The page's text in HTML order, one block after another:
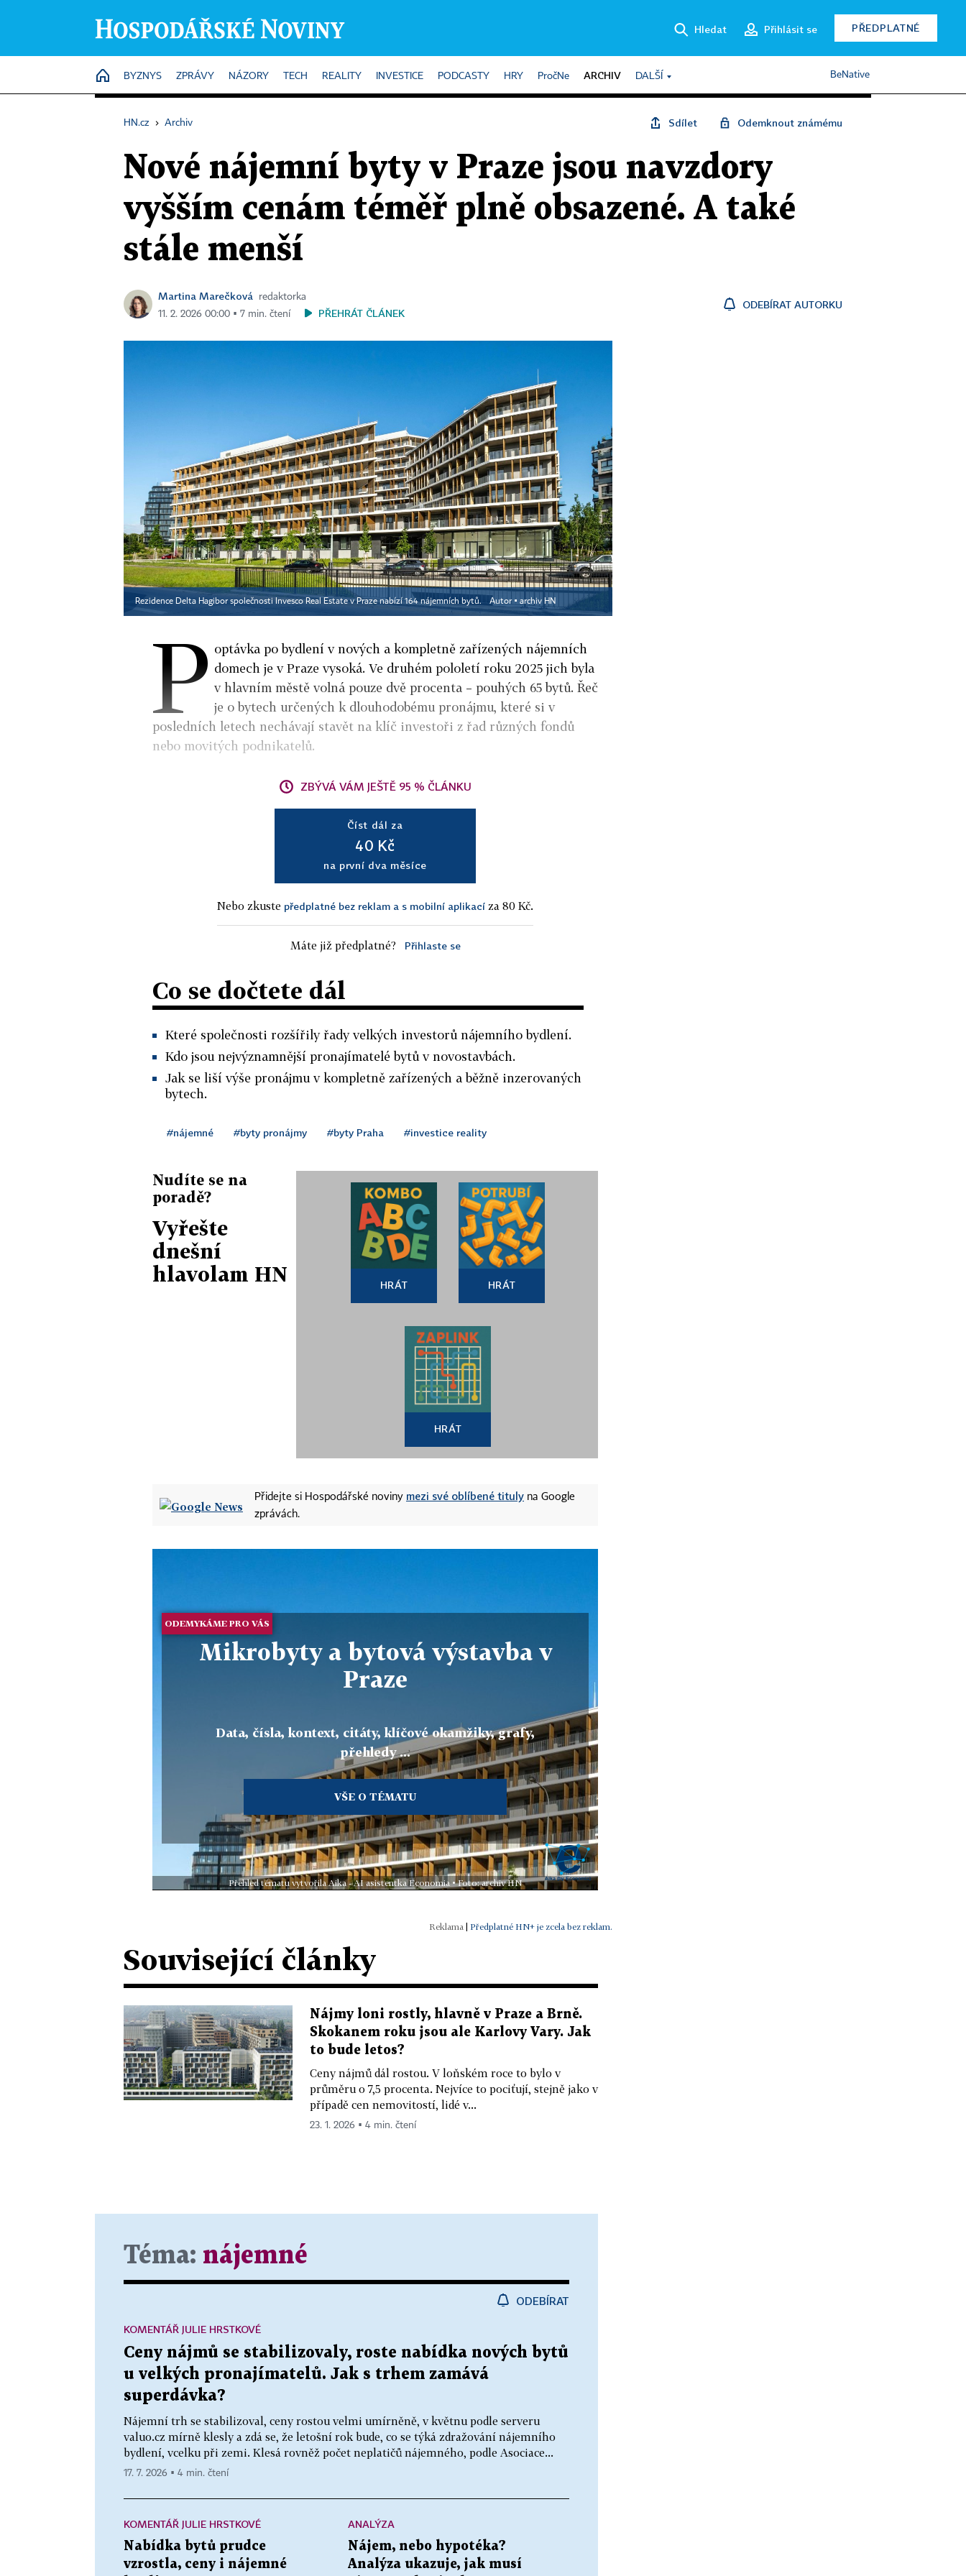
Hledat Přihlásit se PŘEDPLATNÉ
HOME
BYZNYS ZPRÁVY NÁZORY TECH REALITY INVESTICE PODCASTY HRY PročNe ARCHIV DALŠÍ BeNative
HN.cz › Archiv Sdílet Odemknout známému
Nové nájemní byty v Praze jsou navzdory
vyšším cenám téměř plně obsazené. A také
stále menší
Martina Marečková
redaktorka
11. 2. 2026 00:00 ▪ 7 min. čtení
PŘEHRÁT ČLÁNEK
ODEBÍRAT AUTORKU
Rezidence Delta Hagibor společnosti Invesco Real Estate v Praze nabízí 164 nájemních bytů. Autor ▪ archiv HN
P optávka po bydlení v nových a kompletně zařízených nájemních
domech je v Praze vysoká. Ve druhém pololetí roku 2025 jich byla
v hlavním městě volná pouze dvě procenta – pouhých 65 bytů. Řeč
je o bytech určených k dlouhodobému pronájmu, které si v
posledních letech nechávají stavět na klíč investoři z řad různých fondů
nebo movitých podnikatelů.
ZBÝVÁ VÁM JEŠTĚ 95 % ČLÁNKU
Číst dál za
40 Kč
na první dva měsíce
Nebo zkuste předplatné bez reklam a s mobilní aplikací za 80 Kč.
Máte již předplatné? Přihlaste se
Co se dočtete dál
Které společnosti rozšířily řady velkých investorů nájemního bydlení.
Kdo jsou nejvýznamnější pronajímatelé bytů v novostavbách.
Jak se liší výše pronájmu v kompletně zařízených a běžně inzerovaných
bytech.
#nájemné #byty pronájmy #byty Praha #investice reality
Nudíte se na
poradě?
Vyřešte
dnešní
hlavolam HN
HRÁT HRÁT
HRÁT
Přidejte si Hospodářské noviny mezi své oblíbené tituly na Google
zprávách.
ODEMYKÁME PRO VÁS
Mikrobyty a bytová výstavba v
Praze
Data, čísla, kontext, citáty, klíčové okamžiky, grafy,
přehledy ...
VŠE O TÉMATU
Přehled tématu vytvořila Aika - AI asistentka Economia • Foto: archiv HN
Předplatné HN+ je zcela bez reklam.
Související články
Nájmy loni rostly, hlavně v Praze a Brně.
Skokanem roku jsou ale Karlovy Vary. Jak
to bude letos?
Ceny nájmů dál rostou. V loňském roce to bylo v
průměru o 7,5 procenta. Nejvíce to pociťují, stejně jako v
případě cen nemovitostí, lidé v...
23. 1. 2026 ▪ 4 min. čtení
Téma: nájemné
ODEBÍRAT
Ceny nájmů se stabilizovaly, roste nabídka nových bytů
u velkých pronajímatelů. Jak s trhem zamává
superdávka?
Nájemní trh se stabilizoval, ceny rostou velmi umírněně, v květnu podle serveru
valuo.cz mírně klesly a zdá se, že letošní rok bude, co se týká zdražování nájemního
bydlení, vcelku při zemi. Klesá rovněž počet neplatičů nájemného, podle Asociace...
KOMENTÁŘ JULIE HRSTKOVÉ
17. 7. 2026 ▪ 4 min. čtení
KOMENTÁŘ JULIE HRSTKOVÉ
Nabídka bytů prudce
vzrostla, ceny i nájemné
ANALÝZA
Nájem, nebo hypotéka?
Analýza ukazuje, jak musí